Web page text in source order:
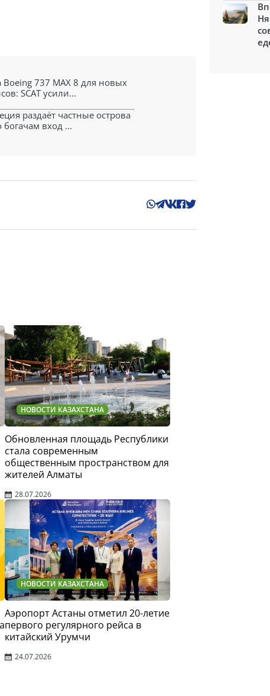
Boeing 737 MAX 8 для новых
SCAT усили...
раздаёт частные острова
богачам вход ...
НОВОСТИ КАЗАХСТАНА
Обновленная площадь Республики
стала современным
общественным пространством для
жителей Алматы
28.07.2026
НОВОСТИ КАЗАХСТАНА
Аэропорт Астаны отметил 20-летие
первого регулярного рейса в
китайский Урумчи
24.07.2026